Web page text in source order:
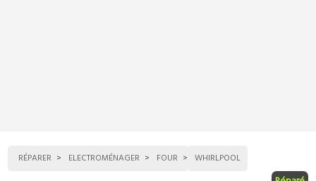
RÉPARER ELECTROMÉNAGER FOUR WHIRLPOOL